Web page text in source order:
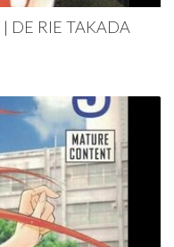
DE RIE TAKADA